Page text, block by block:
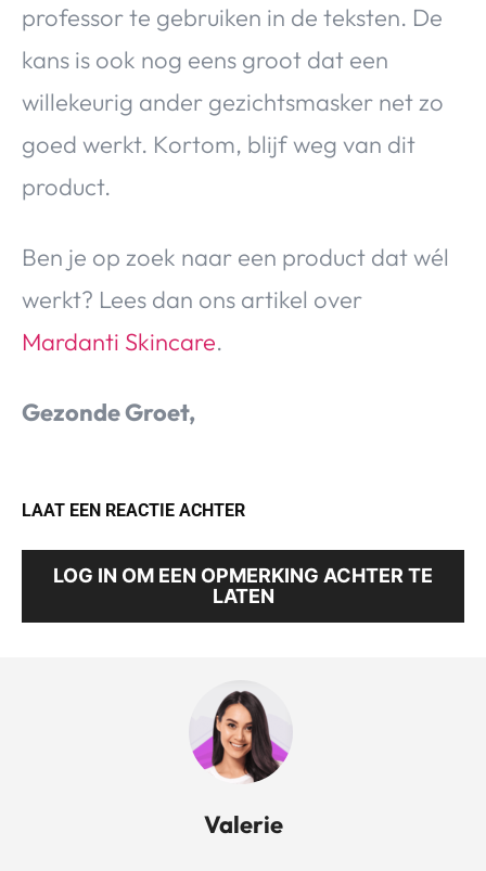
professor te gebruiken in de teksten. De
kans is ook nog eens groot dat een
willekeurig ander gezichtsmasker net zo
goed werkt. Kortom, blijf weg van dit
product.
Ben je op zoek naar een product dat wél
werkt? Lees dan ons artikel over
Mardanti Skincare.
Gezonde Groet,
LAAT EEN REACTIE ACHTER
LOG IN OM EEN OPMERKING ACHTER TE
LATEN
Valerie